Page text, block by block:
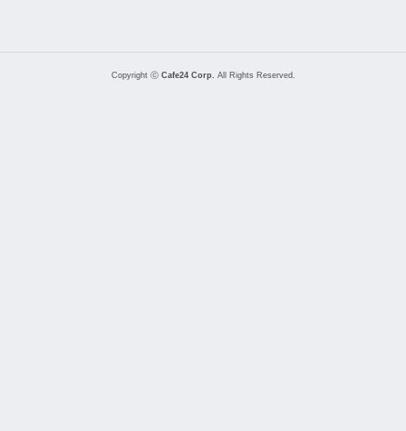
Copyright ⓒ Cafe24 Corp. All Rights Reserved.